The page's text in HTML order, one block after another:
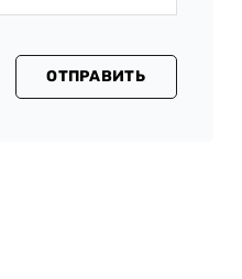
ОТПРАВИТЬ